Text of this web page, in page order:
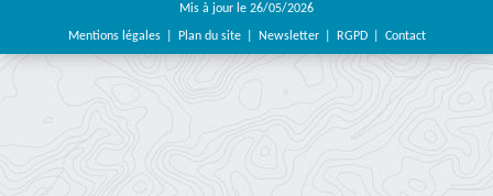
Mis à jour le 26/05/2026
Mentions légales Plan du site Newsletter RGPD Contact